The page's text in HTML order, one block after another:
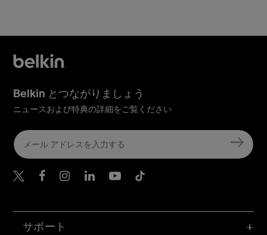
サポート
Belkin とつながりましょう
ニュースおよび特典の詳細をご覧ください
Belkin Twitter
Belkin Facebook
Belkin Instagram
Belkin LinkedIn
Belkin Youtube
Belkin TikTok